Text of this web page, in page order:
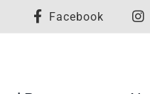
Facebook